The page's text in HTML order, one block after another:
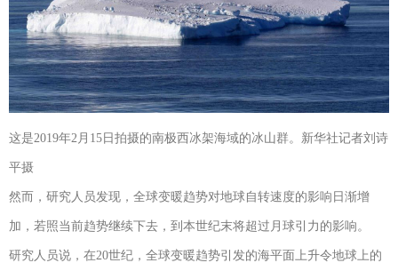
这是2019年2月15日拍摄的南极西冰架海域的冰山群。新华社记者刘诗
平摄
然而，研究人员发现，全球变暖趋势对地球自转速度的影响日渐增
加，若照当前趋势继续下去，到本世纪末将超过月球引力的影响。
研究人员说，在20世纪，全球变暖趋势引发的海平面上升令地球上的